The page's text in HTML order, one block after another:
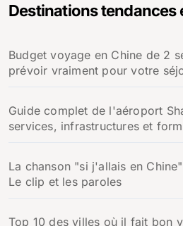
r
e
r
Destinations tendances
Budget voyage en Chine de 2
prévoir vraiment pour votre
Guide complet de l'aéroport
services, infrastructures et
La chanson "si j'allais en
Le clip et les paroles
Top 10 des villes où il fait bon